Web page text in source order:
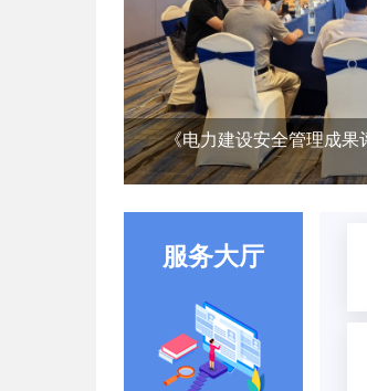
《电力建设安全管理成果
服务大厅